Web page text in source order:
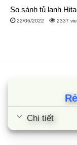
So sánh tủ lạnh
22/06/2022 2337
Chi tiết